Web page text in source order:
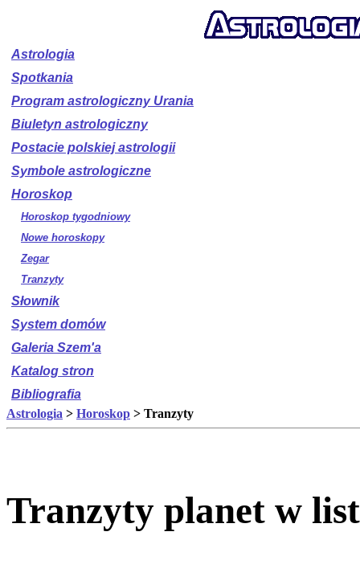
Astrologia
Spotkania
Program astrologiczny Urania
Biuletyn astrologiczny
Postacie polskiej astrologii
Symbole astrologiczne
Horoskop
Horoskop tygodniowy
Nowe horoskopy
Zegar
Tranzyty
Słownik
System domów
Galeria Szem'a
Katalog stron
Bibliografia
Astrologia > Horoskop > Tranzyty
Tranzyty planet w